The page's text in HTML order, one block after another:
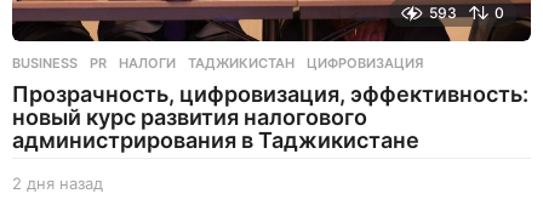
593 0
BUSINESS ,PR НАЛОГИ ,ТАДЖИКИСТАН ,ЦИФРОВИЗАЦИЯ
Прозрачность, цифровизация, эффективность:
новый курс развития налогового
администрирования в Таджикистане
2 дня назад